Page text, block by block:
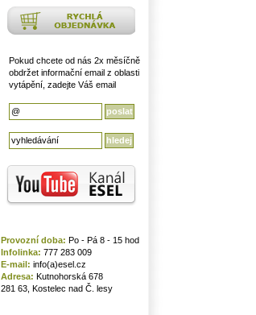
Pokud chcete od nás 2x měsíčně
obdržet informační email z oblasti
vytápění, zadejte Váš email
Provozní doba: Po - Pá 8 - 15 hod
Infolinka: 777 283 009
E-mail: info(a)esel.cz
Adresa: Kutnohorská 678
281 63, Kostelec nad Č. lesy